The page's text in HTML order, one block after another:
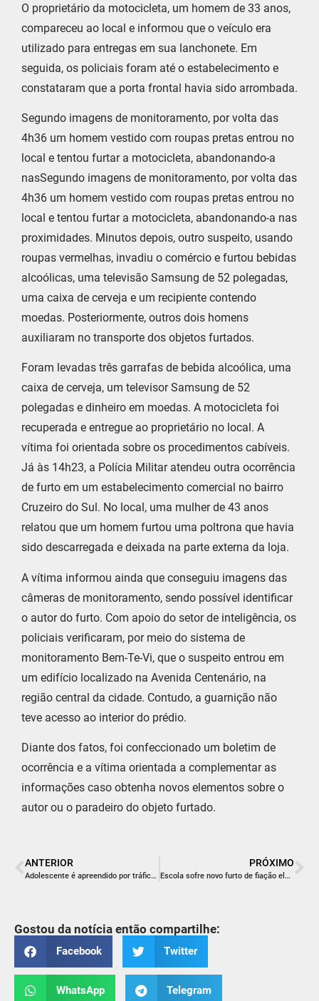
O proprietário da motocicleta, um homem de 33 anos,
compareceu ao local e informou que o veículo era
utilizado para entregas em sua lanchonete. Em
seguida, os policiais foram até o estabelecimento e
constataram que a porta frontal havia sido arrombada.
Segundo imagens de monitoramento, por volta das
4h36 um homem vestido com roupas pretas entrou no
local e tentou furtar a motocicleta, abandonando-a
nasSegundo imagens de monitoramento, por volta das
4h36 um homem vestido com roupas pretas entrou no
local e tentou furtar a motocicleta, abandonando-a nas
proximidades. Minutos depois, outro suspeito, usando
roupas vermelhas, invadiu o comércio e furtou bebidas
alcoólicas, uma televisão Samsung de 52 polegadas,
uma caixa de cerveja e um recipiente contendo
moedas. Posteriormente, outros dois homens
auxiliaram no transporte dos objetos furtados.
Foram levadas três garrafas de bebida alcoólica, uma
caixa de cerveja, um televisor Samsung de 52
polegadas e dinheiro em moedas. A motocicleta foi
recuperada e entregue ao proprietário no local. A
vítima foi orientada sobre os procedimentos cabíveis.
Já às 14h23, a Polícia Militar atendeu outra ocorrência
de furto em um estabelecimento comercial no bairro
Cruzeiro do Sul. No local, uma mulher de 43 anos
relatou que um homem furtou uma poltrona que havia
sido descarregada e deixada na parte externa da loja.
A vítima informou ainda que conseguiu imagens das
câmeras de monitoramento, sendo possível identificar
o autor do furto. Com apoio do setor de inteligência, os
policiais verificaram, por meio do sistema de
monitoramento Bem-Te-Vi, que o suspeito entrou em
um edifício localizado na Avenida Centenário, na
região central da cidade. Contudo, a guarnição não
teve acesso ao interior do prédio.
Diante dos fatos, foi confeccionado um boletim de
ocorrência e a vítima orientada a complementar as
informações caso obtenha novos elementos sobre o
autor ou o paradeiro do objeto furtado.
ANTERIOR
Adolescente é apreendido por tráfico de drogas em Balneário Rincão
PRÓXIMO
Escola sofre novo furto de fiação elétrica em Criciúma
Gostou da notícia então compartilhe:
Facebook Twitter
WhatsApp Telegram